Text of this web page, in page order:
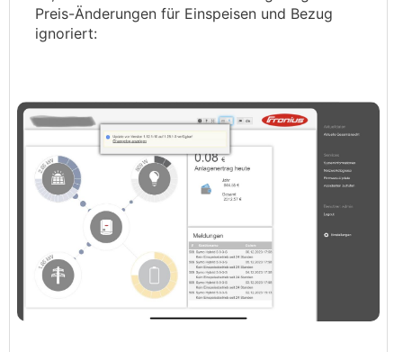
Preis-Änderungen für Einspeisen und Bezug
ignoriert: